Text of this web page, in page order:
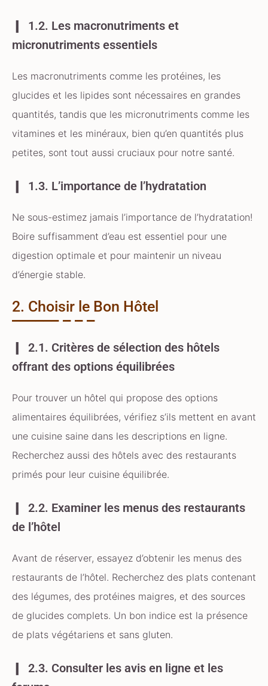
1.2. Les macronutriments et
micronutriments essentiels
Les macronutriments comme les protéines, les
glucides et les lipides sont nécessaires en grandes
quantités, tandis que les micronutriments comme les
vitamines et les minéraux, bien qu’en quantités plus
petites, sont tout aussi cruciaux pour notre santé.
1.3. L’importance de l’hydratation
Ne sous-estimez jamais l’importance de l’hydratation!
Boire suffisamment d’eau est essentiel pour une
digestion optimale et pour maintenir un niveau
d’énergie stable.
2. Choisir le Bon Hôtel
2.1. Critères de sélection des hôtels
offrant des options équilibrées
Pour trouver un hôtel qui propose des options
alimentaires équilibrées, vérifiez s’ils mettent en avant
une cuisine saine dans les descriptions en ligne.
Recherchez aussi des hôtels avec des restaurants
primés pour leur cuisine équilibrée.
2.2. Examiner les menus des restaurants
de l’hôtel
Avant de réserver, essayez d’obtenir les menus des
restaurants de l’hôtel. Recherchez des plats contenant
des légumes, des protéines maigres, et des sources
de glucides complets. Un bon indice est la présence
de plats végétariens et sans gluten.
2.3. Consulter les avis en ligne et les